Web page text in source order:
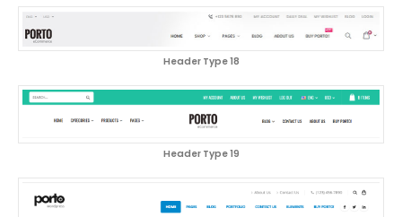
Header Type 18
Header Type 19